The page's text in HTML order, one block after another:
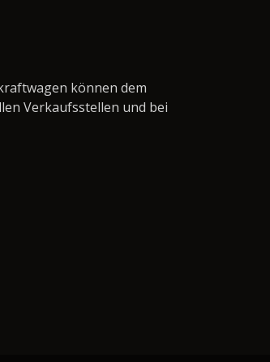
können dem
Verkaufsstellen und bei